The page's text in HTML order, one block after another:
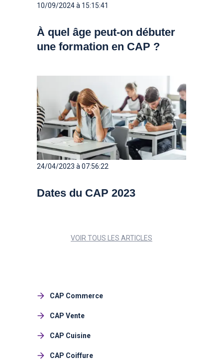
10/09/2024 à 15:15:41
À quel âge peut-on débuter
une formation en CAP ?
24/04/2023 à 07:56:22
Dates du CAP 2023
VOIR TOUS LES ARTICLES
CAP Commerce
CAP Vente
CAP Cuisine
CAP Coiffure